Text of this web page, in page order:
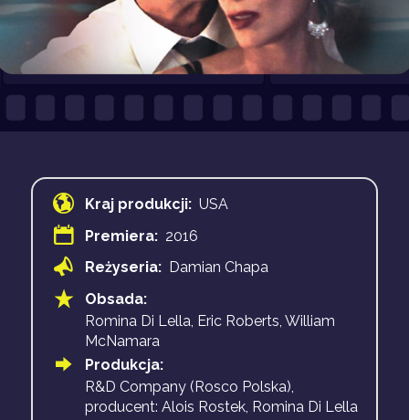
Kraj produkcji: USA
Premiera: 2016
Reżyseria: Damian Chapa
Obsada:
Romina Di Lella, Eric Roberts, William
McNamara
Produkcja:
R&D Company (Rosco Polska),
producent: Alois Rostek, Romina Di Lella